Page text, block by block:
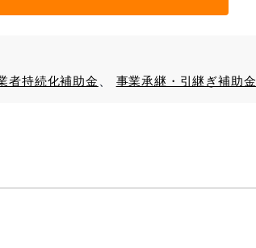
者持続化補助金 事業承継・引継ぎ補助金